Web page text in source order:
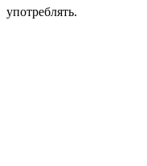
употреблять.